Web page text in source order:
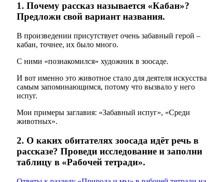
1. Почему рассказ называется «Кабан»?
Предложи свой вариант названия.
В произведении присутствует очень забавный герой –
кабан, точнее, их было много.
С ними «познакомился» художник в зоосаде.
И вот именно это животное стало для деятеля искусства
самым запоминающимся, потому что вызвало у него
испуг.
Мои примеры заглавия: «Забавный испуг», «Среди
животных».
2. О каких обитателях зоосада идёт речь в
рассказе? Проведи исследование и заполни
таблицу в «Рабочей тетради».